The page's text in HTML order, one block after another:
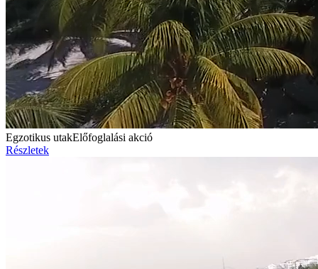
Egzotikus utakElőfoglalási akció
Részletek